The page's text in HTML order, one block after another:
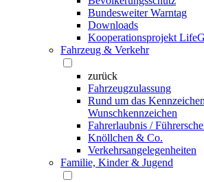
Bundesweiter Warntag
Downloads
Kooperationsprojekt
Fahrzeug & Verkehr
zurück
Fahrzeugzulassung
Rund um das
Wunschkennzeichen
Fahrerlaubnis /
Knöllchen & Co.
Verkehrsangelegenheiten
Familie, Kinder & Jugend